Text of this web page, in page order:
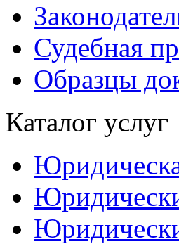
Судебная
Образцы
Каталог услуг